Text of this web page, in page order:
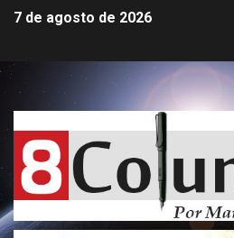
7 de agosto de 2026